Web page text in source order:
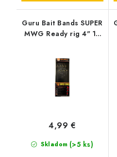
Guru Bait Bands SUPER
MWG Ready rig 4" 14
Skladom (>5 ks)
4,99 €